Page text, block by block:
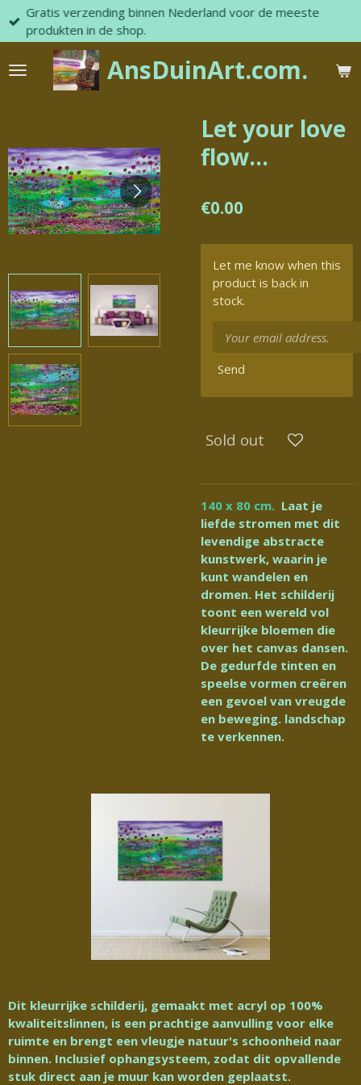
Skip
content
AnsDuinArt.com.
Gratis verzending binnen Nederland voor de meeste
produkten in de shop.
Let your love
flow...
€0.00
Let me know when this
product is back in
stock.
Send
Sold out
140 x 80 cm. Laat je
liefde stromen met dit
levendige abstracte
kunstwerk, waarin je
kunt wandelen en
dromen. Het schilderij
toont een wereld vol
kleurrijke bloemen die
over het canvas dansen.
De gedurfde tinten en
speelse vormen creëren
een gevoel van vreugde
en beweging. landschap
te verkennen.
Dit kleurrijke schilderij, gemaakt met acryl op 100%
kwaliteitslinnen, is een prachtige aanvulling voor elke
ruimte en brengt een vleugje natuur's schoonheid naar
binnen. Inclusief ophangsysteem, zodat dit opvallende
stuk direct aan je muur kan worden geplaatst.